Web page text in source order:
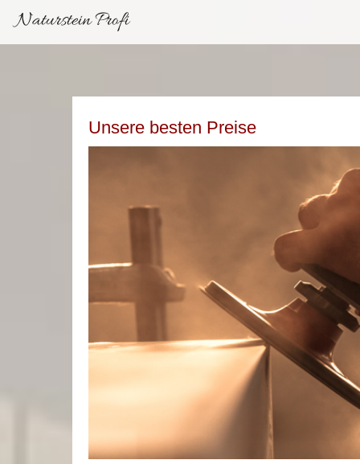
Naturstein Profi
Unsere besten Preise